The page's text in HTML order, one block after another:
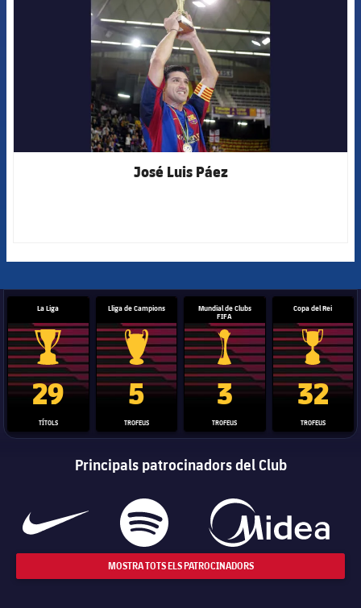
José Luis Páez
La Liga
Trofeu de la Liga
29
TÍTOLS
Lliga de Campions
Trofeu de la Lliga de Campions
5
TROFEUS
Mundial de Clubs
FIFA
Trofeu del Mundial de Clubs
3
TROFEUS
Copa del Rei
Copa del
32
TROFEUS
Principals patrocinadors del Club
MOSTRA TOTS ELS PATROCINADORS